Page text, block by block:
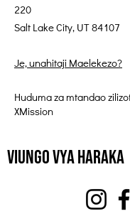
220
Salt Lake City, UT 84107
Je, unahitaji Maelekezo?
Huduma za mtandao
XMission
Viungo vya Haraka